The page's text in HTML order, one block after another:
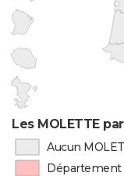
Les MOLETTE
Aucun
Département